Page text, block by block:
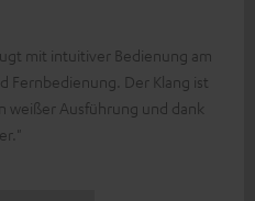
mit intuitiver Bedienung am
Fernbedienung. Der Klang ist
Ausführung und dank